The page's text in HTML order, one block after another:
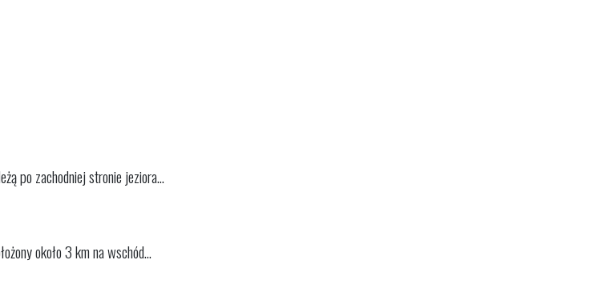
po zachodniej stronie jeziora...
około 3 km na wschód...